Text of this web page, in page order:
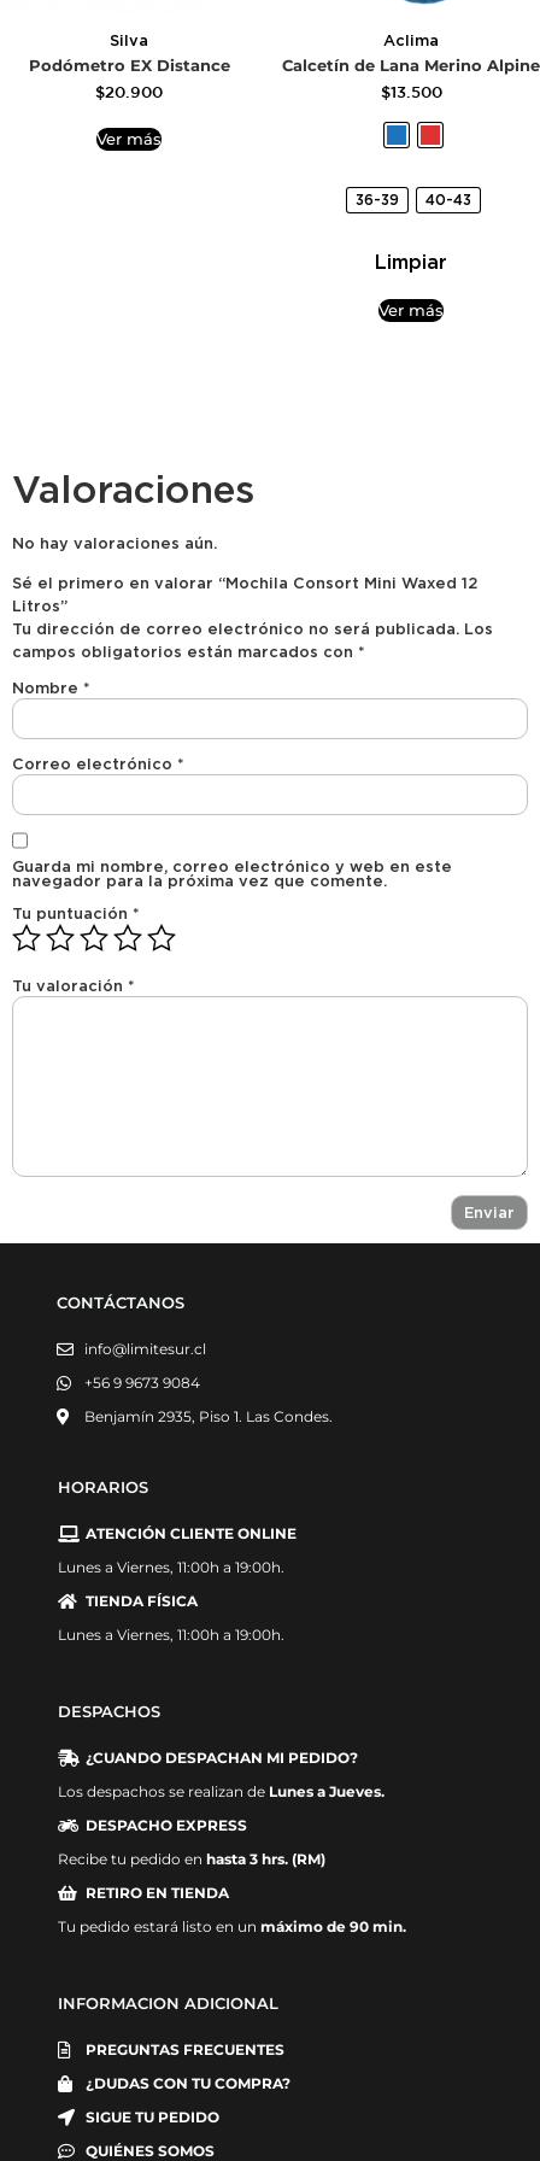
Silva
Podómetro EX Distance
$20.900
Ver más
Aclima
Calcetín de Lana Merino Alpine
$13.500
36-39 40-43
Limpiar
Ver más
Valoraciones
No hay valoraciones aún.
Sé el primero en valorar “Mochila Consort Mini Waxed 12
Litros”
Tu dirección de correo electrónico no será publicada. Los
campos obligatorios están marcados con *
Nombre *
Correo electrónico *
Guarda mi nombre, correo electrónico y web en este
navegador para la próxima vez que comente.
Tu puntuación *
Tu valoración *
CONTÁCTANOS
info@limitesur.cl
+56 9 9673 9084
Benjamín 2935, Piso 1. Las Condes.
HORARIOS
ATENCIÓN CLIENTE ONLINE
Lunes a Viernes, 11:00h a 19:00h.
TIENDA FÍSICA
Lunes a Viernes, 11:00h a 19:00h.
DESPACHOS
¿CUANDO DESPACHAN MI PEDIDO?
Los despachos se realizan de Lunes a Jueves.
DESPACHO EXPRESS
Recibe tu pedido en hasta 3 hrs. (RM)
RETIRO EN TIENDA
Tu pedido estará listo en un máximo de 90 min.
INFORMACION ADICIONAL
PREGUNTAS FRECUENTES
¿DUDAS CON TU COMPRA?
SIGUE TU PEDIDO
QUIÉNES SOMOS